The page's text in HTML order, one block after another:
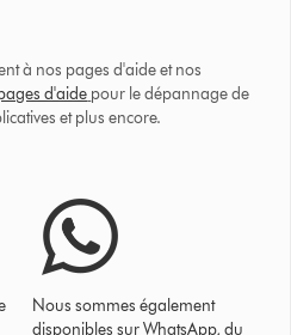
à nos pages d'aide et nos
d'aide pour le dépannage de
et plus encore.
Nous sommes également
disponibles sur WhatsApp, du